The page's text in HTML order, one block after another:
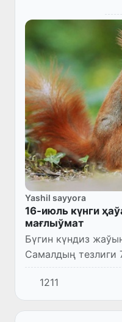
Yashil sayyora
16-июль күнги
мағлыўмат
Бүгин күндиз
Самалдың
жерлерде 13-18 м/
айырым жерлерде
бақланыўы
1211